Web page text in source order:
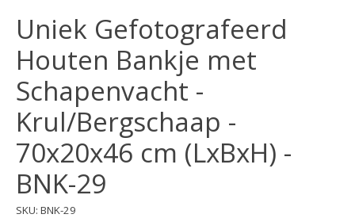
Uniek Gefotografeerd
Houten Bankje met
Schapenvacht -
Krul/Bergschaap -
70x20x46 cm (LxBxH) -
BNK-29
SKU: BNK-29